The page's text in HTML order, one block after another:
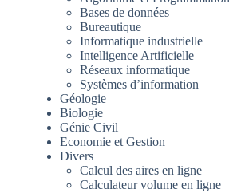
Bases de données
Bureautique
Informatique industrielle
Intelligence Artificielle
Réseaux informatique
Systèmes d’information
Géologie
Biologie
Génie Civil
Economie et Gestion
Divers
Calcul des aires en ligne
Calculateur volume en ligne